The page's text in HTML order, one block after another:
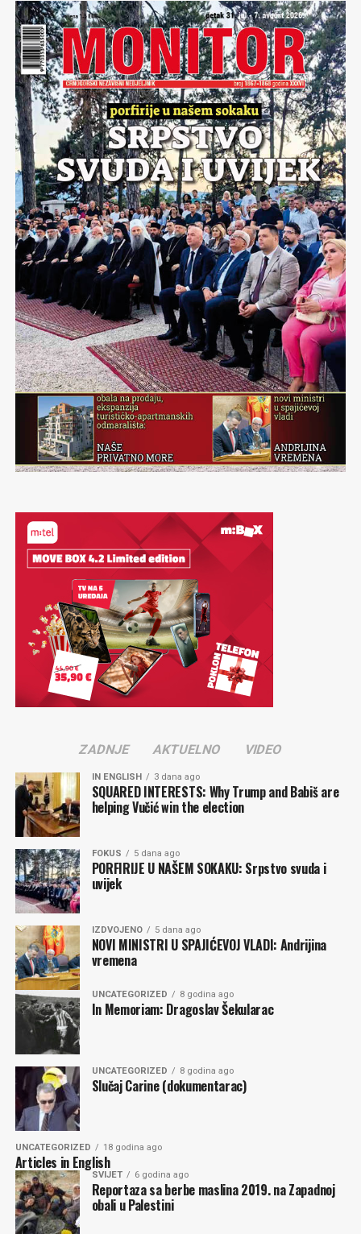
Komentari
ZADNJE AKTUELNO VIDEO
IN ENGLISH 3 dana ago
SQUARED INTERESTS: Why Trump and Babiš are
helping Vučić win the election
FOKUS 5 dana ago
PORFIRIJE U NAŠEM SOKAKU: Srpstvo svuda i
uvijek
IZDVOJENO 5 dana ago
NOVI MINISTRI U SPAJIĆEVOJ VLADI: Andrijina
vremena
UNCATEGORIZED 8 godina ago
In Memoriam: Dragoslav Šekularac
UNCATEGORIZED 8 godina ago
Slučaj Carine (dokumentarac)
UNCATEGORIZED 18 godina ago
Articles in English
SVIJET 6 godina ago
Reportaza sa berbe maslina 2019. na Zapadnoj
obali u Palestini